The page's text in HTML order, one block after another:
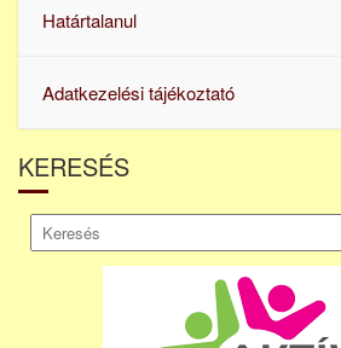
Határtalanul
Adatkezelési tájékoztató
KERESÉS